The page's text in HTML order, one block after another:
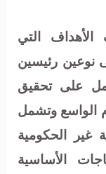
التي
نوعين رئيسين
على تحقيق
الواسع وتشمل
غير الحكومية
الأساسية